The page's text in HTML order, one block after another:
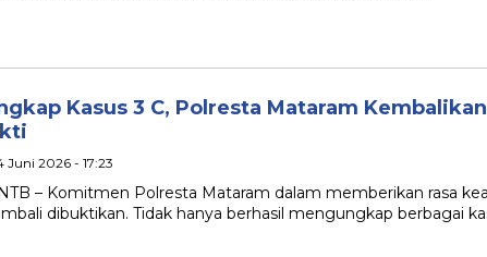
Kasus 3 C, Polresta Mataram
Juni 2026 - 17:23
– Komitmen Polresta Mataram dalam memberikan rasa
dibuktikan. Tidak hanya berhasil mengungkap berbagai